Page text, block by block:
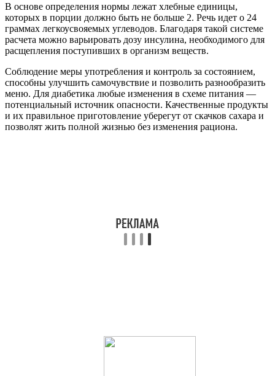
В основе определения нормы лежат хлебные единицы,
которых в порции должно быть не больше 2. Речь идет о 24
граммах легкоусвояемых углеводов. Благодаря такой системе
расчета можно варьировать дозу инсулина, необходимого для
расщепления поступивших в организм веществ.
Соблюдение меры употребления и контроль за состоянием,
способны улучшить самочувствие и позволить разнообразить
меню. Для диабетика любые изменения в схеме питания —
потенциальный источник опасности. Качественные продукты
и их правильное приготовление уберегут от скачков сахара и
позволят жить полной жизнью без изменения рациона.